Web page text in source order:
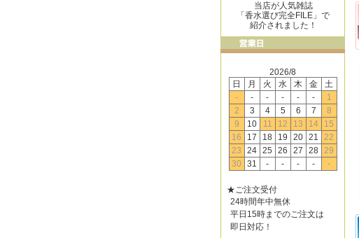
当店が人気雑誌
「香水選び完全FILE」で
紹介されました！
2026/8
日
月 火 水 木 金
土
-
- - - - -
1
2
3 4 5 6 7
8
9
10 11 12 13 14
15
16
17 18 19 20 21
22
23
24 25 26 27 28 29
30
31 - - - - -
★ご注文受付
24時間年中無休
平日15時までのご注文は
即日対応！